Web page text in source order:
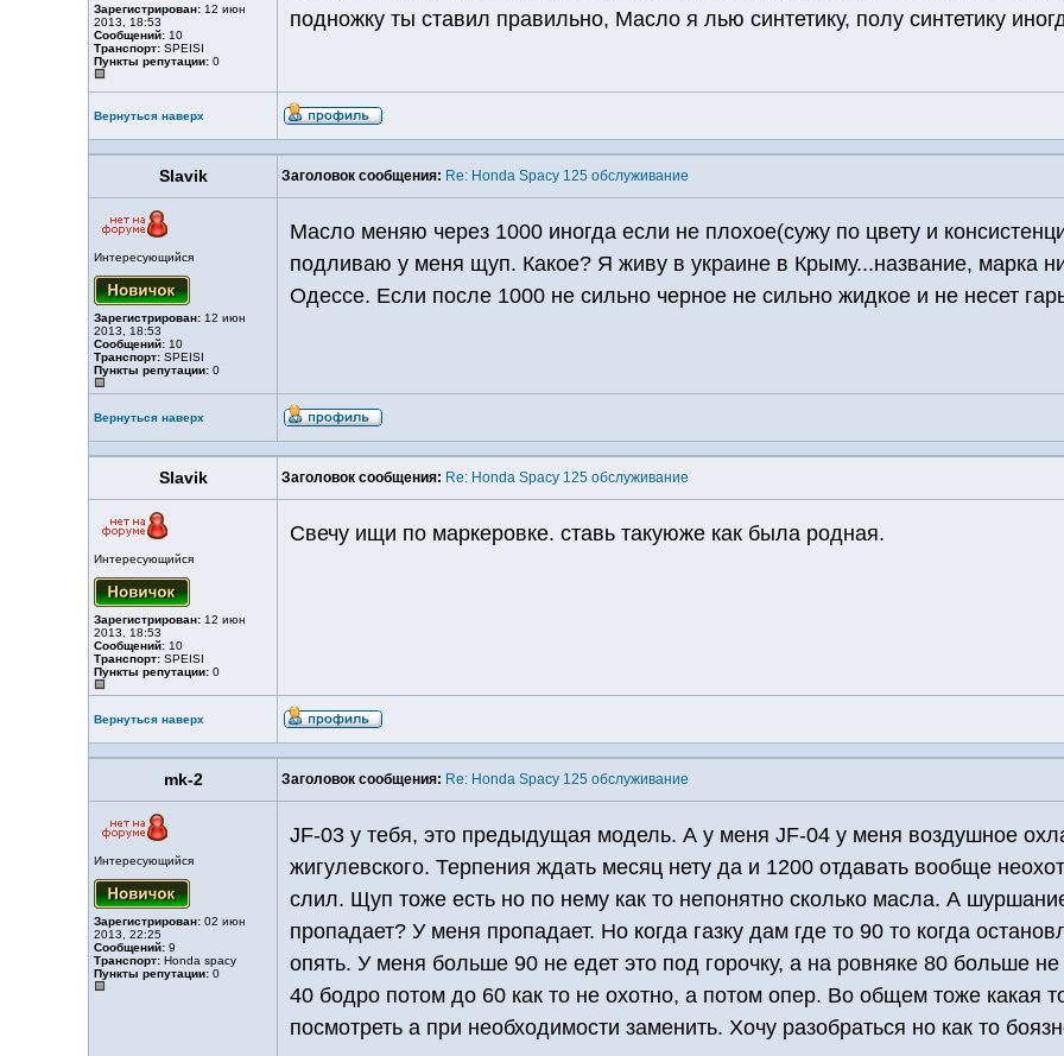
Зарегистрирован: 12 июн
2013, 18:53
Сообщений: 10
Транспорт: SPEISI
Пункты репутации: 0
подножку ты ставил правильно, Масло я лью синтетику, полу синтетику
Вернуться наверх
Slavik Заголовок сообщения: Re: Honda Spacy 125 обслуживание
Интересующийся
Зарегистрирован: 12 июн
2013, 18:53
Сообщений: 10
Транспорт: SPEISI
Пункты репутации: 0
Масло меняю через 1000 иногда если не плохое(сужу по цвету и
подливаю у меня щуп. Какое? Я живу в украине в Крыму...название, марка
Одессе. Если после 1000 не сильно черное не сильно жидкое и не несет
Вернуться наверх
Slavik Заголовок сообщения: Re: Honda Spacy 125 обслуживание
Интересующийся
Зарегистрирован: 12 июн
2013, 18:53
Сообщений: 10
Транспорт: SPEISI
Пункты репутации: 0
Свечу ищи по маркеровке. ставь такуюже как была родная.
Вернуться наверх
mk-2 Заголовок сообщения: Re: Honda Spacy 125 обслуживание
Интересующийся
Зарегистрирован: 02 июн
2013, 22:25
Сообщений: 9
Транспорт: Honda spacy
Пункты репутации: 0
JF-03 у тебя, это предыдущая модель. А у меня JF-04 у меня воздушное
жигулевского. Терпения ждать месяц нету да и 1200 отдавать вообще
слил. Щуп тоже есть но по нему как то непонятно сколько масла. А
пропадает? У меня пропадает. Но когда газку дам где то 90 то когда
опять. У меня больше 90 не едет это под горочку, а на ровняке 80 больше не
40 бодро потом до 60 как то не охотно, а потом опер. Во общем тоже какая
посмотреть а при необходимости заменить. Хочу разобраться но как то